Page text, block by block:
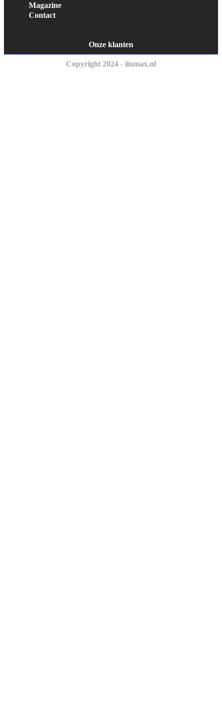
Magazine
Contact
Onze klanten
Copyright 2024 - ilumax.nl